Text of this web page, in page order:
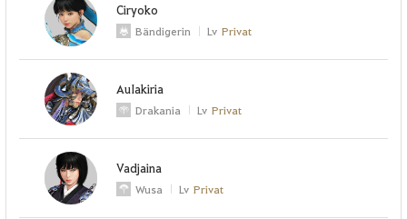
Ciryoko
Bändigerin Lv Privat
AuIakiria
Drakania Lv Privat
Vadjaina
Wusa Lv Privat